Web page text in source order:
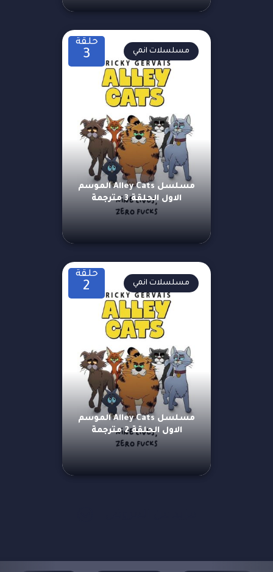
حلقة
3
مسلسل Alley Cats الموسم
الاول الحلقة 3 مترجمة
مسلسلات انمي
حلقة
2
مسلسل Alley Cats الموسم
الاول الحلقة 2 مترجمة
مسلسلات انمي